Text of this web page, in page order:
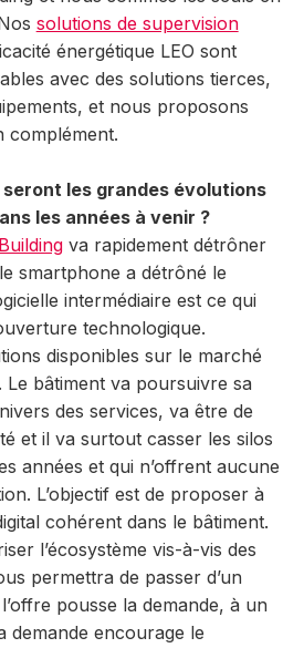
solutions de supervision
énergétique LEO sont
avec des solutions tierces,
et nous proposons
complément.
les grandes évolutions
les années à venir ?
va rapidement détrôner
smartphone a détrôné le
intermédiaire est ce qui
technologique.
disponibles sur le marché
Le bâtiment va poursuivre sa
des services, va être de
et il va surtout casser les silos
années et qui n’offrent aucune
L’objectif est de proposer à
cohérent dans le bâtiment.
l’écosystème vis-à-vis des
permettra de passer d’un
pousse la demande, à un
demande encourage le